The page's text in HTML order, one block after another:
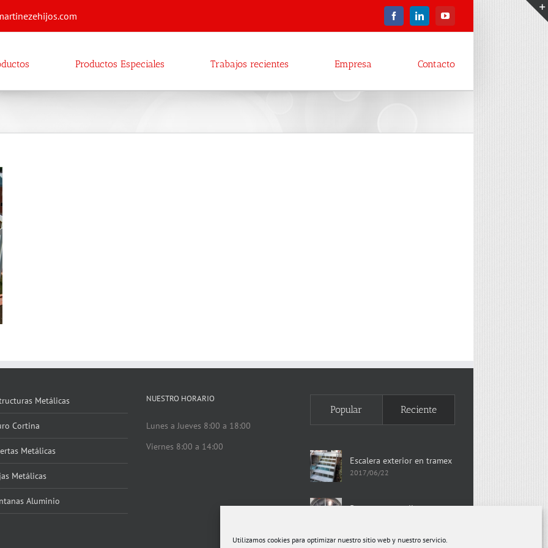
Utilizamos cookies para optimizar nuestro sitio web y nuestro servicio.
FacebookLinkedInYouTube
Productos Especiales Trabajos recientes Empresa Contacto
Metálicas
Cortina
Metálicas
Metálicas
Aluminio
NUESTRO HORARIO
Lunes a Jueves 8:00 a 18:00
Viernes 8:00 a 14:00
Popular Reciente
Escalera exterior en tramex
2017/06/22
Puerta arco medio punto